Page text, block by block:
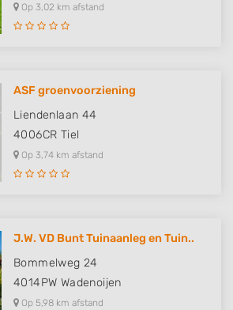
Op 3,02 km afstand
ASF groenvoorziening
Liendenlaan 44
4006CR Tiel
Op 3,74 km afstand
J.W. VD Bunt Tuinaanleg en Tuin..
Bommelweg 24
4014PW Wadenoijen
Op 5,98 km afstand